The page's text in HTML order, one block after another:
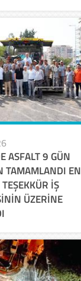
ASFALT 9 GÜN
TAMAMLANDI EN
İŞ
ÜZERİNE